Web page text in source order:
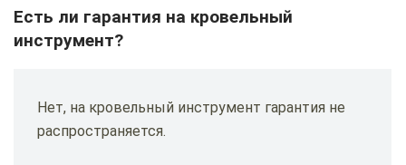
Есть ли гарантия на кровельный
инструмент?
Нет, на кровельный инструмент гарантия не
распространяется.